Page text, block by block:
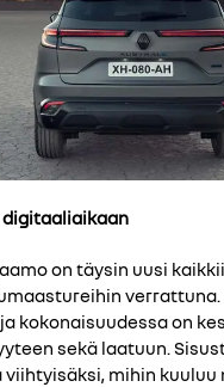
on täysin uusi
verrattuna.
kokonaisuudessa on
sekä laatuun.
viihtyisäksi, mihin kuuluu